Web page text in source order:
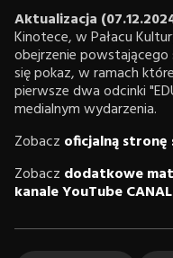
Aktualizacja
Kinotece, w Pałacu
obejrzenie powstającego
się pokaz, w ramach
pierwsze dwa odcinki
medialnym wydarzenia.
Zobacz oficjalną stronę
Zobacz dodatkowe
kanale YouTube